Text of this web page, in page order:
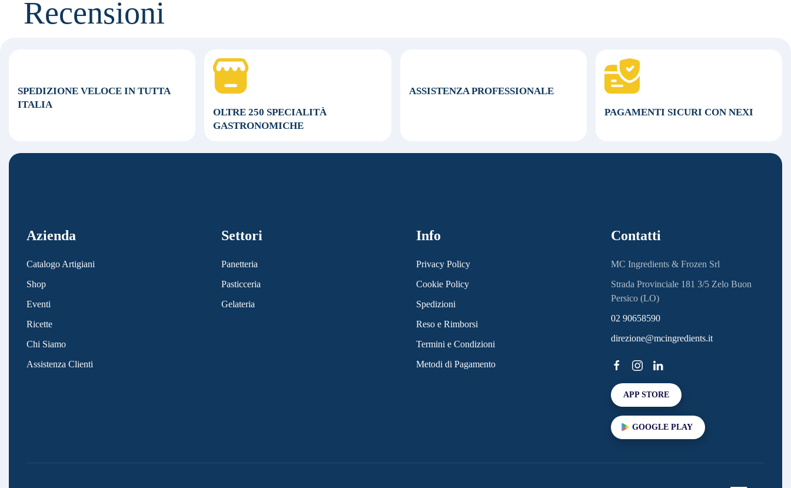
Recensioni
SPEDIZIONE VELOCE IN TUTTA
ITALIA
OLTRE 250 SPECIALITÀ
GASTRONOMICHE
ASSISTENZAPROFESSIONALE
PAGAMENTI SICURI CON NEXI
Azienda
Catalogo Artigiani
Shop
Eventi
Ricette
Chi Siamo
Assistenza Clienti
Settori
Panetteria
Pasticceria
Gelateria
Info
Privacy Policy
Cookie Policy
Spedizioni
Reso e Rimborsi
Termini e Condizioni
Metodi di Pagamento
Contatti
MC Ingredients & Frozen Srl
Strada Provinciale 181 3/5 Zelo Buon
Persico (LO)
02 90658590
direzione@mcingredients.it
APP STORE
GOOGLE PLAY